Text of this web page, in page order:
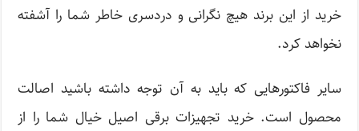
خرید از این برند هیچ نگرانی و دردسری خاطر شما را آشفته
نخواهد کرد.
سایر فاکتور‌هایی که باید به آن توجه داشته باشید اصالت
محصول است. خرید تجهیزات برقی اصیل خیال شما را از